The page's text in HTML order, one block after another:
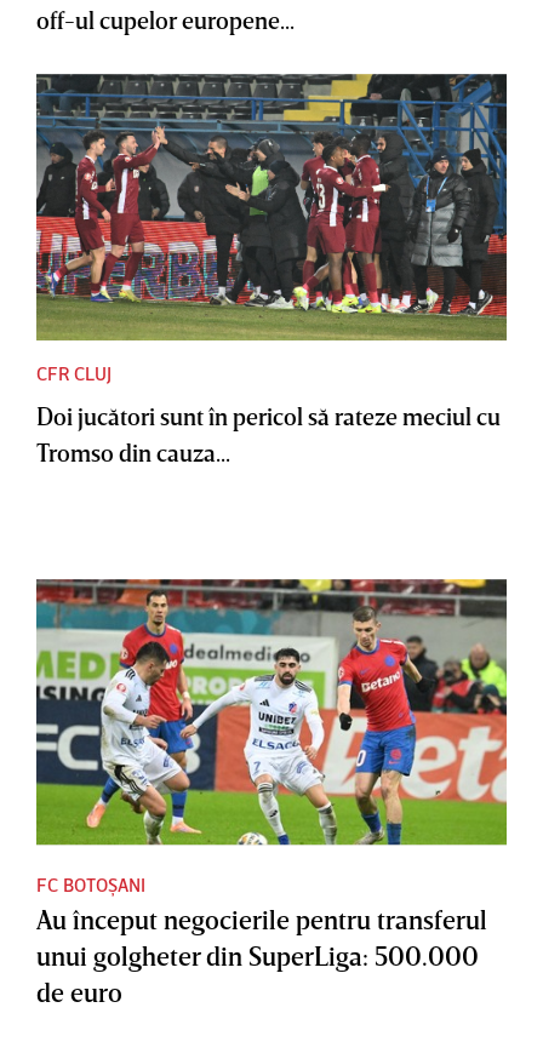
off-ul cupelor europene...
CFR CLUJ
Doi jucători sunt în pericol să rateze meciul cu
Tromso din cauza...
FC BOTOȘANI
Au început negocierile pentru transferul
unui golgheter din SuperLiga: 500.000
de euro